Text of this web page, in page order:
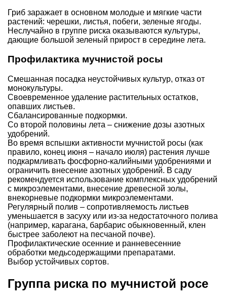
Гриб заражает в основном молодые и мягкие части
растений: черешки, листья, побеги, зеленые ягоды.
Неслучайно в группе риска оказываются культуры,
дающие большой зеленый прирост в середине лета.
Профилактика мучнистой росы
Смешанная посадка неустойчивых культур, отказ от
монокультуры.
Своевременное удаление растительных остатков,
опавших листьев.
Сбалансированные подкормки.
Со второй половины лета – снижение дозы азотных
удобрений.
Во время вспышки активности мучнистой росы (как
правило, конец июня – начало июля) растения лучше
подкармливать фосфорно-калийными удобрениями и
ограничить внесение азотных удобрений. В саду
рекомендуется использование комплексных удобрений
с микроэлементами, внесение древесной золы,
внекорневые подкормки микроэлементами.
Регулярный полив – сопротивляемость листьев
уменьшается в засуху или из-за недостаточного полива
(например, карагана, барбарис обыкновенный, клен
быстрее заболеют на песчаной почве).
Профилактические осенние и ранневесенние
обработки медьсодержащими препаратами.
Выбор устойчивых сортов.
Группа риска по мучнистой росе